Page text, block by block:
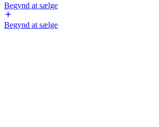
Begynd at sælge
Begynd at sælge